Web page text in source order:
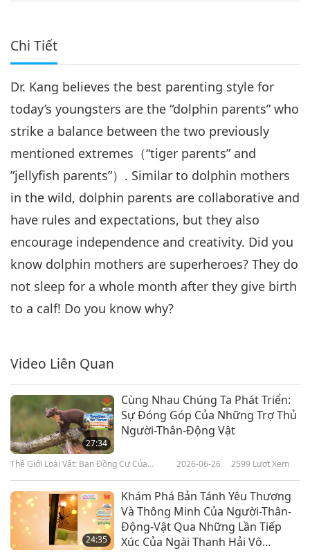
Chi Tiết
Dr. Kang believes the best parenting style for
today’s youngsters are the “dolphin parents” who
strike a balance between the two previously
mentioned extremes（“tiger parents” and
”jellyfish parents”）. Similar to dolphin mothers
in the wild, dolphin parents are collaborative and
have rules and expectations, but they also
encourage independence and creativity. Did you
know dolphin mothers are superheroes? They do
not sleep for a whole month after they give birth
to a calf! Do you know why?
Video Liên Quan
27:34
Cùng Nhau Chúng Ta Phát Triển:
Sự Đóng Góp Của Những Trợ Thủ
Người-Thân-Động Vật
Thế Giới Loài Vật: Bạn Đồng Cư Của
2026-06-26 2599 Lượt Xem
24:35
Khám Phá Bản Tánh Yêu Thương
Và Thông Minh Của Người-Thân-
Động-Vật Qua Những Lần Tiếp
Xúc Của Ngài Thanh Hải Vô